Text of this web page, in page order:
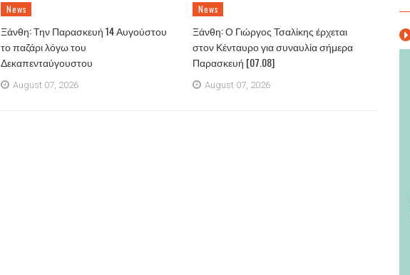
News
Ξάνθη: Την Παρασκευή 14 Αυγούστου
το παζάρι λόγω του
Δεκαπενταύγουστου
August 07, 2026
News
Ξάνθη: Ο Γιώργος Τσαλίκης έρχεται
στον Κένταυρο για συναυλία σήμερα
Παρασκευή [07.08]
August 07, 2026